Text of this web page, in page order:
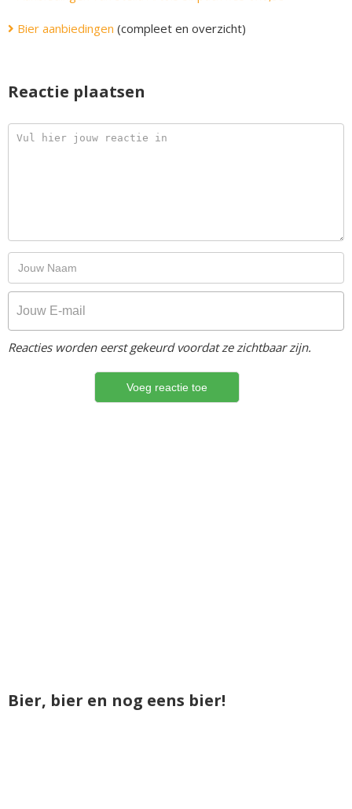
Bier aanbiedingen (compleet en overzicht)
Reactie plaatsen
Reacties worden eerst gekeurd voordat ze zichtbaar zijn.
Bier, bier en nog eens bier!